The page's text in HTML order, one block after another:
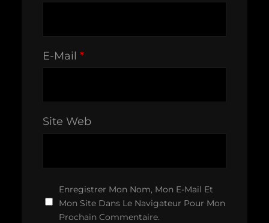
E-Mail *
Site Web
Enregistrer Mon Nom, Mon E-Mail Et
Mon Site Dans Le Navigateur Pour Mon
Prochain Commentaire.